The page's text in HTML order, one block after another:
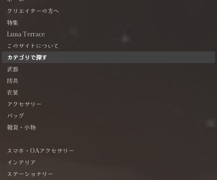
クリエイターの方へ
特集
Luna Terrace
このサイトについて
カテゴリで探す
武器
防具
衣装
アクセサリー
バッグ
雑貨・小物
スマホ・OAアクセサリー
インテリア
ステーショナリー